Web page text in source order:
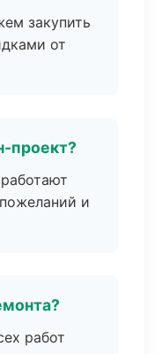
закупить
от
проект?
и
работ